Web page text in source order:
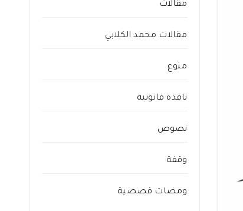
مقالات
مقالات محمد الكلابي
منوع
نافذة قانونية
نصوص
وقفة
ومضات قصصية